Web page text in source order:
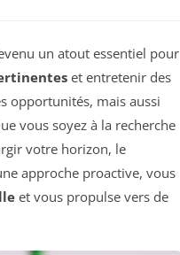
un atout essentiel pour
et entretenir des
opportunités, mais aussi
vous soyez à la recherche
votre horizon, le
approche proactive, vous
et vous propulse vers de